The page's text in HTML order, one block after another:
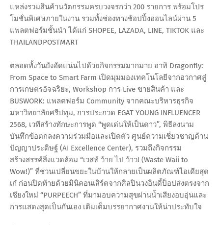
แหล่งรวมสินค้านวัตกรรมครบวงจรกว่า 200 รายการ พร้อมโปร
โมชั่นพิเศษภายในงาน รวมทั้งช่องทางช้อปปิ้งออนไลน์ผ่าน 5
แพลตฟอร์มชั้นนำ ได้แก่ SHOPEE, LAZADA, LINE, TIKTOK และ
THAILANDPOSTMART
ตลอดทั้งวันยังอัดแน่นไปด้วยกิจกรรมมากมาย อาทิ Dragonfly:
From Space to Smart Farm เปิดมุมมองเทคโนโลยีจากอวกาศสู่
การเกษตรอัจฉริยะ, Workshop การ Live ขายสินค้า และ
BUSWORK: แพลตฟอร์ม Community จากคณะบริหารธุรกิจ
มหาวิทยาลัยศรีปทุม, การประกวด EGAT YOUNG INFLUENCER
2568, เวทีสร้างทักษะการพูด “พูดเด่นให้เป็นดาว”, พิธีลงนาม
บันทึกข้อตกลงความร่วมมือและเปิดตัว ศูนย์ความเชี่ยวชาญด้าน
ปัญญาประดิษฐ์ (AI Excellence Center), รวมถึงกิจกรรม
สร้างสรรค์สิ่งแวดล้อม “เวสท์ ว้าย ไป ว้าว! (Waste Waii to
Wow!)” ที่ชวนเปลี่ยนขยะในบ้านให้กลายเป็นผลิตภัณฑ์ไอเดียสุด
เก๋ ก่อนปิดท้ายด้วยมินิคอนเสิร์ตจากศิลปินวงอินดี้ป็อปส่งตรงจาก
เชียงใหม่ “PURPEECH” ที่มามอบความสุขผ่านน้ำเสียงอบอุ่นและ
การแสดงสุดเป็นกันเอง เติมเต็มบรรยากาศงานให้น่าประทับใจ